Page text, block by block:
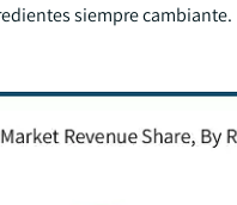
siempre cambiante.